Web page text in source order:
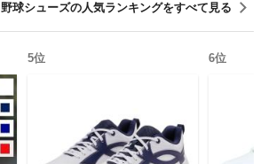
野球シューズの人気ランキングをすべて見る
5位 6位